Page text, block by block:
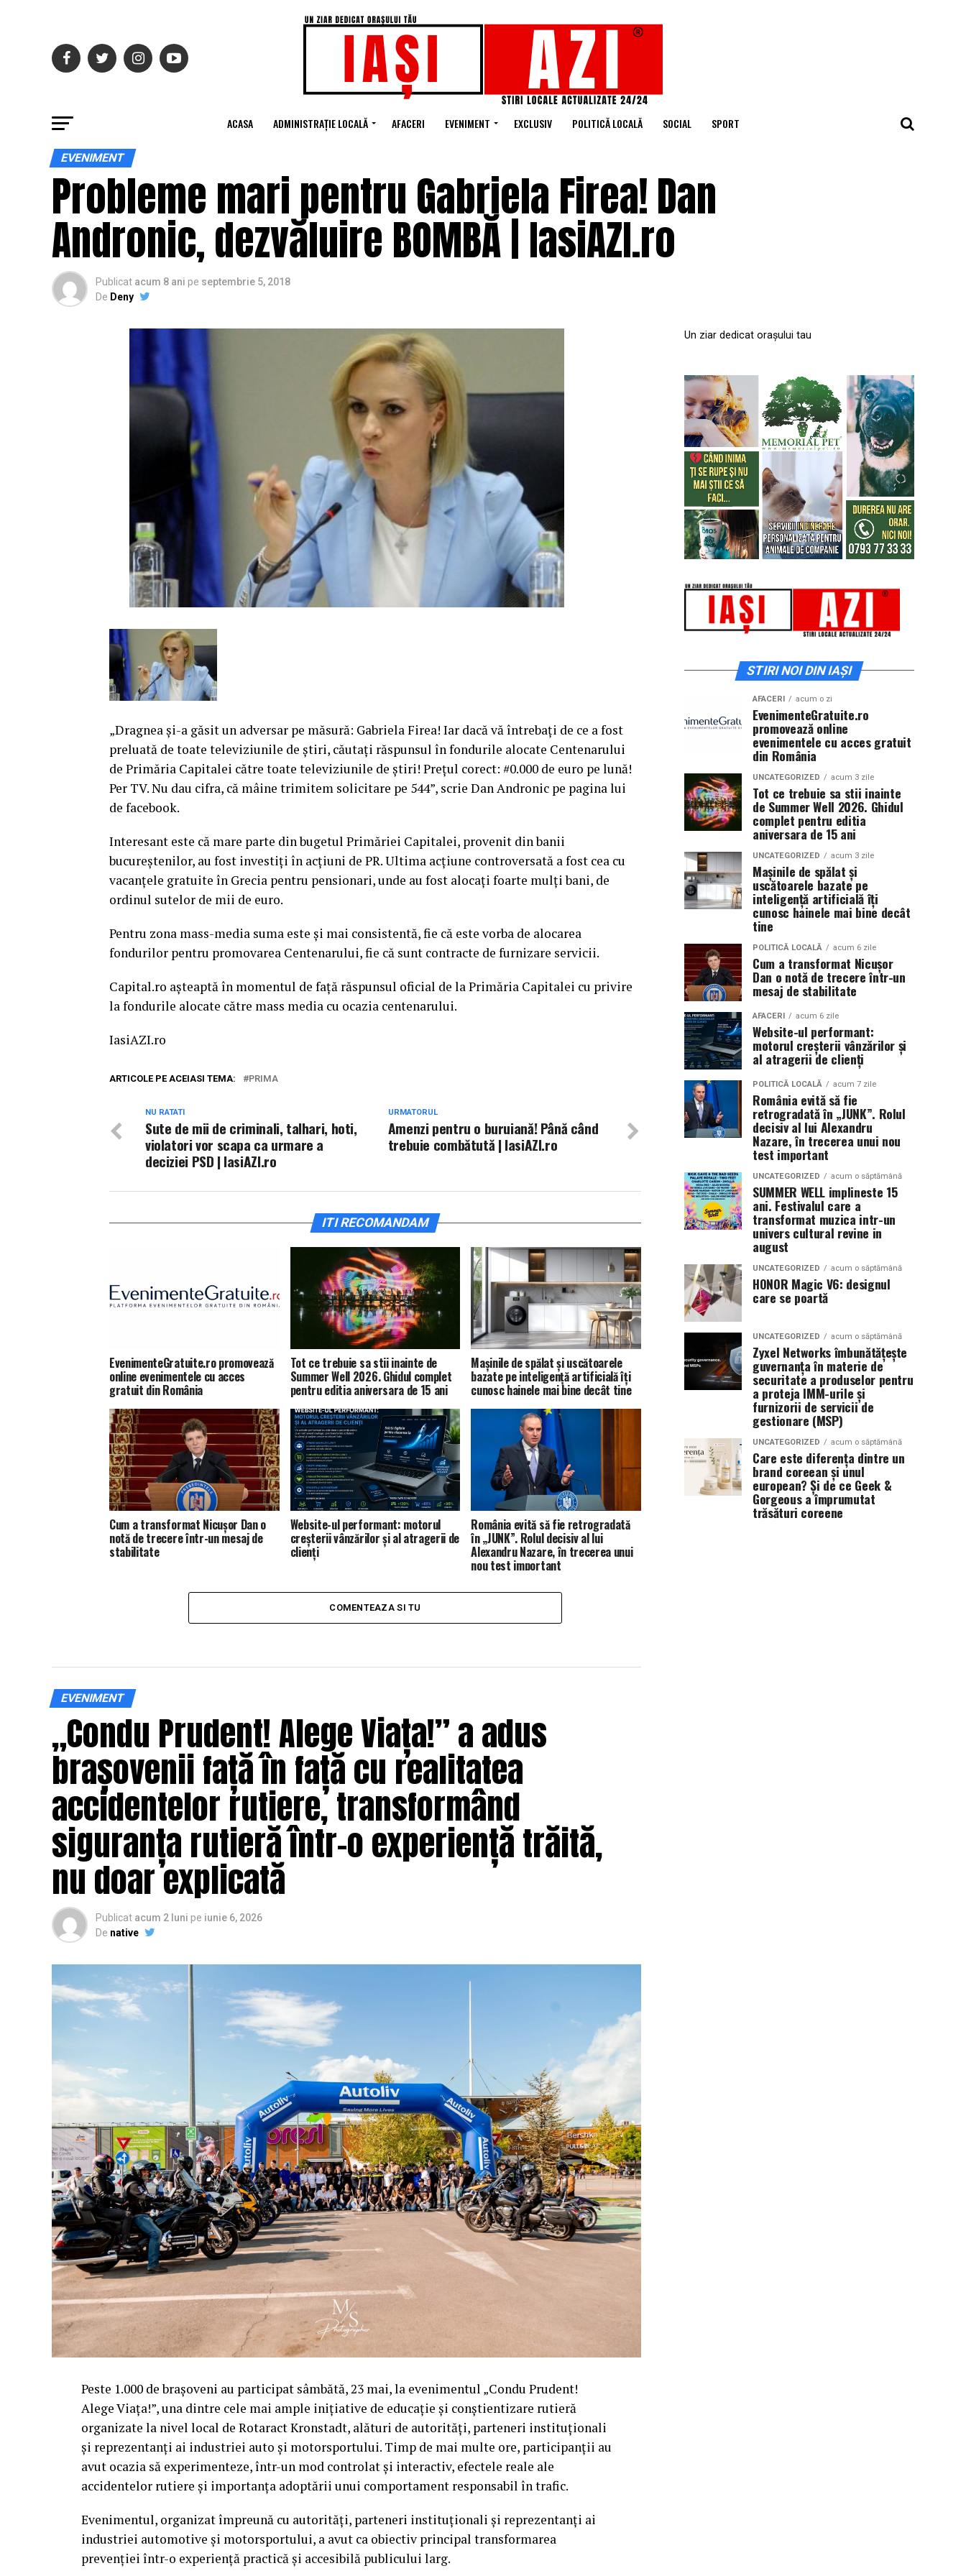
ACASA ADMINISTRAȚIE LOCALĂ AFACERI EVENIMENT EXCLUSIV POLITICĂ LOCALĂ SOCIAL SPORT
EVENIMENT
Probleme mari pentru Gabriela Firea! Dan
Andronic, dezvăluire BOMBĂ | IasiAZI.ro
Publicat acum 8 ani pe septembrie 5, 2018
De Deny
„Dragnea şi-a găsit un adversar pe măsură: Gabriela Firea! Iar dacă vă întrebaţi de ce a fost
preluată de toate televiziunile de ştiri, căutaţi răspunsul în fondurile alocate Centenarului
de Primăria Capitalei către toate televiziunile de ştiri! Preţul corect: #0.000 de euro pe lună!
Per TV. Nu dau cifra, că mâine trimitem solicitare pe 544”, scrie Dan Andronic pe pagina lui
de facebook.
Interesant este că mare parte din bugetul Primăriei Capitalei, provenit din banii
bucureştenilor, au fost investiţi în acţiuni de PR.Ultima acţiune controversată a fost cea cu
vacanţele gratuite în Grecia pentru pensionari, unde au fost alocaţi foarte mulţi bani, de
ordinul sutelor de mii de euro.
Pentru zona mass-media suma este şi mai consistentă, fie că este vorba de alocarea
fondurilor pentru promovarea Centenarului, fie că sunt contracte de furnizare servicii.
Capital.ro aşteaptă în momentul de faţă răspunsul oficial de la Primăria Capitalei cu privire
la fondurile alocate către mass media cu ocazia centenarului.
IasiAZI.ro
ARTICOLE PE ACEIASI TEMA: PRIMA
URMATORUL
Amenzi pentru o buruiană! Până când
trebuie combătută | IasiAZI.ro
NU RATATI
Sute de mii de criminali, talhari, hoti,
violatori vor scapa ca urmare a
deciziei PSD | IasiAZI.ro
ITI RECOMANDAM
EvenimenteGratuite.ro promovează
online evenimentele cu acces
gratuit din România
Tot ce trebuie sa stii inainte de
Summer Well 2026. Ghidul complet
pentru editia aniversara de 15 ani
Mașinile de spălat și uscătoarele
bazate pe inteligență artificială îți
cunosc hainele mai bine decât tine
Cum a transformat Nicușor Dan o
notă de trecere într-un mesaj de
stabilitate
Website-ul performant: motorul
creșterii vânzărilor și al atragerii de
clienți
România evită să fie retrogradată
în „JUNK”. Rolul decisiv al lui
Alexandru Nazare, în trecerea unui
nou test important
COMENTEAZA SI TU
EVENIMENT
„Condu Prudent! Alege Viața!” a adus
brașovenii față în față cu realitatea
accidentelor rutiere, transformând
siguranța rutieră într-o experiență trăită,
nu doar explicată
Publicat acum 2 luni pe iunie 6, 2026
De native
Peste 1.000 de brașoveni au participat sâmbătă, 23 mai, la evenimentul „Condu Prudent!
Alege Viața!”, una dintre cele mai ample inițiative de educație și conștientizare rutieră
organizate la nivel local de Rotaract Kronstadt, alături de autorități, parteneri instituționali
și reprezentanți ai industriei auto și motorsportului. Timp de mai multe ore, participanții au
avut ocazia să experimenteze, într-un mod controlat și interactiv, efectele reale ale
accidentelor rutiere și importanța adoptării unui comportament responsabil în trafic.
Evenimentul, organizat împreună cu autorități, parteneri instituționali și reprezentanți ai
industriei automotive și motorsportului, a avut ca obiectiv principal transformarea
prevenției într-o experiență practică și accesibilă publicului larg.
Un ziar dedicat orașului tau
STIRI NOI DIN IAȘI
AFACERI acum o zi
EvenimenteGratuite.ro
promovează online
evenimentele cu acces gratuit
din România
UNCATEGORIZED acum 3 zile
Tot ce trebuie sa stii inainte
de Summer Well 2026. Ghidul
complet pentru editia
aniversara de 15 ani
UNCATEGORIZED acum 3 zile
Mașinile de spălat și
uscătoarele bazate pe
inteligență artificială îți
cunosc hainele mai bine decât
tine
POLITICĂ LOCALĂ acum 6 zile
Cum a transformat Nicușor
Dan o notă de trecere într-un
mesaj de stabilitate
AFACERI acum 6 zile
Website-ul performant:
motorul creșterii vânzărilor și
al atragerii de clienți
POLITICĂ LOCALĂ acum 7 zile
România evită să fie
retrogradată în „JUNK”. Rolul
decisiv al lui Alexandru
Nazare, în trecerea unui nou
test important
UNCATEGORIZED acum o săptămână
SUMMER WELL implineste 15
ani. Festivalul care a
transformat muzica intr-un
univers cultural revine in
august
UNCATEGORIZED acum o săptămână
HONOR Magic V6: designul
care se poartă
UNCATEGORIZED acum o săptămână
Zyxel Networks îmbunătățește
guvernanța în materie de
securitate a produselor pentru
a proteja IMM-urile și
furnizorii de servicii de
gestionare (MSP)
UNCATEGORIZED acum o săptămână
Care este diferența dintre un
brand coreean și unul
european? Și de ce Geek &
Gorgeous a împrumutat
trăsături coreene